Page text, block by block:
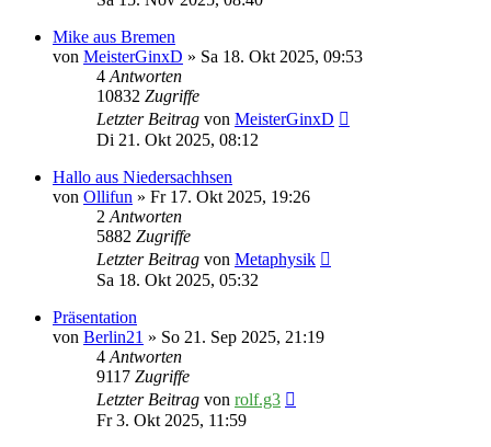
Mike aus Bremen
von MeisterGinxD » Sa 18. Okt 2025, 09:53
4Antworten
10832 Zugriffe
Letzter Beitrag von MeisterGinxD
Di 21. Okt 2025, 08:12
Hallo aus Niedersachhsen
von Ollifun » Fr 17. Okt 2025, 19:26
2Antworten
5882 Zugriffe
Letzter Beitrag von Metaphysik
Sa 18. Okt 2025, 05:32
Präsentation
von Berlin21 » So 21. Sep 2025, 21:19
4Antworten
9117 Zugriffe
Letzter Beitrag von rolf.g3
Fr 3. Okt 2025, 11:59